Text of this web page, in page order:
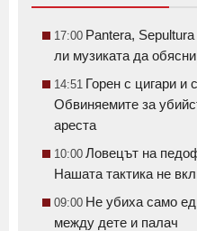
17:00 Pantera,
ли музиката да
14:51 Горен с цигари и
Обвиняемите за
ареста
10:00 Ловецът на
Нашата тактика не
09:00 Не убиха само
между дете и палач